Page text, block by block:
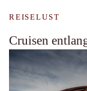
REISELUST
Cruisen